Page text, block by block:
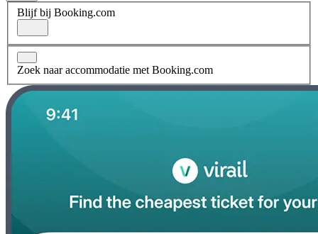
Blijf bij Booking.com
Zoek naar accommodatie met Booking.com